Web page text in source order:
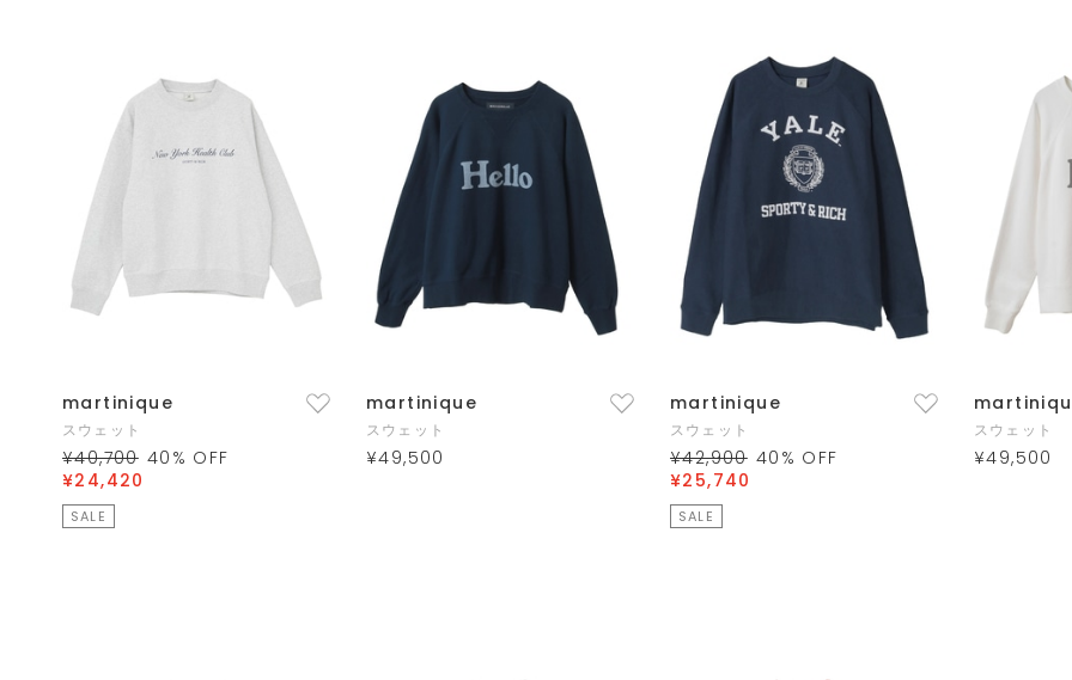
martinique
スウェット
¥40,700 40 % OFF
¥24,420
SALE
martinique
スウェット
¥49,500
martinique
スウェット
¥42,900 40 % OFF
¥25,740
SALE
スウェット
¥49,500